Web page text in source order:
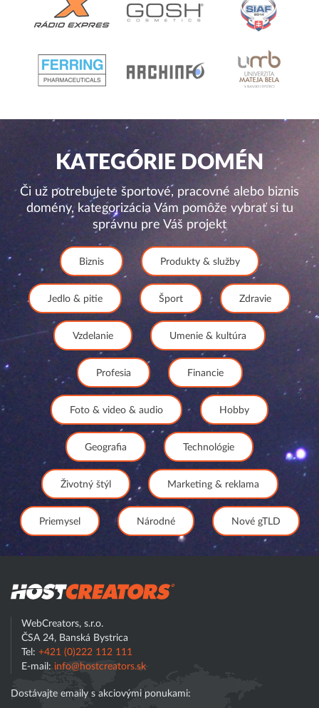
KATEGÓRIE DOMÉN
Či už potrebujete športové, pracovné alebo biznis
domény, kategorizácia Vám pomôže vybrať si tu
správnu pre Váš projekt
Biznis Produkty & služby
Jedlo & pitie Šport Zdravie
Vzdelanie Umenie & kultúra
Profesia Financie
Foto & video & audio Hobby
Geografia Technológie
Životný štýl Marketing & reklama
Priemysel Národné Nové gTLD
WebCreators, s.r.o.
ČSA 24, Banská Bystrica
Tel: +421 (0)222 112 111
E-mail: info@hostcreators.sk
Dostávajte emaily s akciovými ponukami: